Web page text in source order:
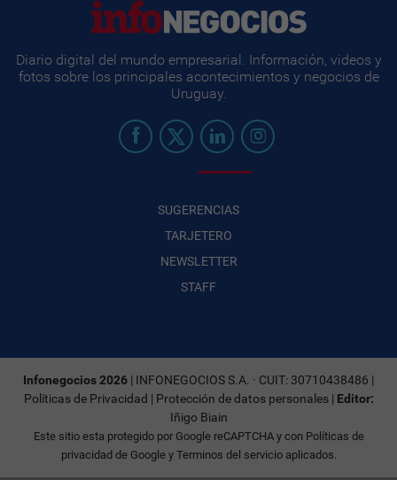
Diario digital del mundo empresarial. Información, videos y
fotos sobre los principales acontecimientos y negocios de
Uruguay.
SUGERENCIAS
TARJETERO
NEWSLETTER
STAFF
Infonegocios 2026 | INFONEGOCIOS S.A. · CUIT: 30710438486 |
Políticas de Privacidad | Protección de datos personales| Editor:
Iñigo Biain
Este sitio esta protegido por Google reCAPTCHA y con Políticas de
privacidad de Googley Terminos del servicioaplicados.